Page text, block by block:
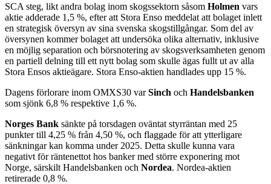
SCA steg, likt andra bolag inom skogssektorn såsom Holmen vars
aktie adderade 1,5 %, efter att Stora Enso meddelat att bolaget inlett
en strategisk översyn av sina svenska skogstillgångar. Som del av
översynen kommer bolaget att undersöka olika alternativ, inklusive
en möjlig separation och börsnotering av skogsverksamheten genom
en partiell delning till ett nytt bolag som skulle ägas fullt ut av alla
Stora Ensos aktieägare. Stora Enso-aktien handlades upp 15 %.
Dagens förlorare inom OMXS30 varSinch och Handelsbanken
som sjönk 6,8 % respektive 1,6 %.
Norges Bank sänkte på torsdagen oväntat styrräntan med 25
punkter till 4,25 % från 4,50 %, och flaggade för att ytterligare
sänkningar kan komma under 2025. Detta skulle kunna vara
negativt för räntenettot hos banker med större exponering mot
Norge, särskilt Handelsbanken och Nordea. Nordea-aktien
retirerade 0,8 %.